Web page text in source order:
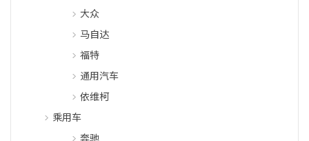
大众
马自达
福特
通用汽车
依维柯
乘用车
奔驰